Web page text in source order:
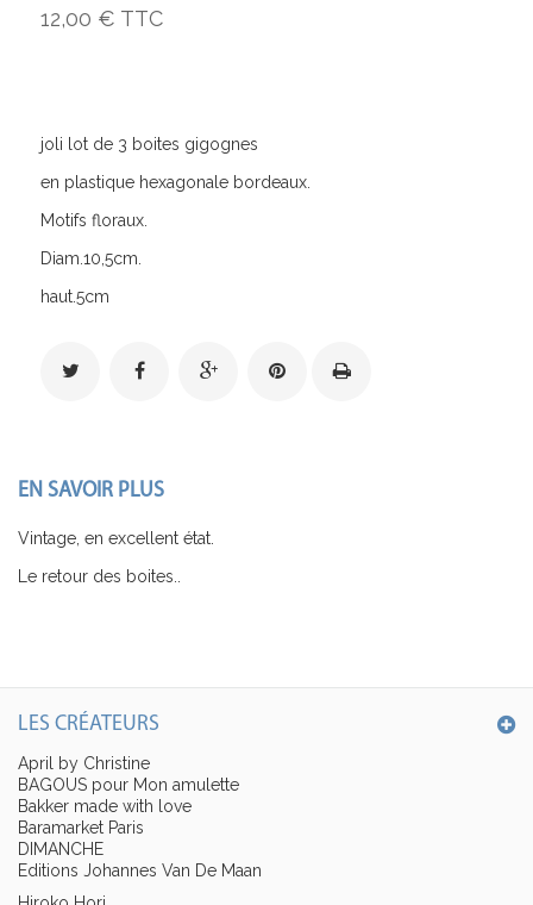
12,00 € TTC
joli lot de 3 boites gigognes
en plastique hexagonale bordeaux.
Motifs floraux.
Diam.10,5cm.
haut.5cm
EN SAVOIR PLUS
Vintage, en excellent état.
Le retour des boites..
LES CRÉATEURS
April by Christine
BAGOUS pour Mon amulette
Bakker made with love
Baramarket Paris
DIMANCHE
Editions Johannes Van De Maan